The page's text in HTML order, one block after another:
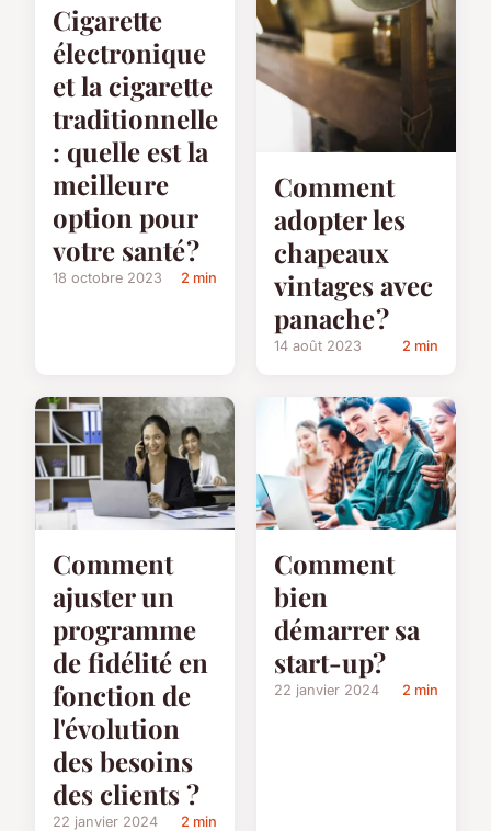
Cigarette
électronique
et la cigarette
traditionnelle
: quelle est la
meilleure
option pour
votre santé ?
18 octobre 2023 2 min
Comment
adopter les
chapeaux
vintages avec
panache ?
14 août 2023 2 min
Comment
ajuster un
programme
de fidélité en
fonction de
l'évolution
des besoins
des clients ?
22 janvier 2024 2 min
Comment
bien
démarrer sa
start-up?
22 janvier 2024 2 min